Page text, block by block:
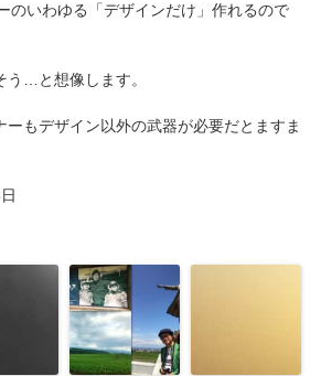
のいわゆる「デザインだけ」作れるので
う…と想像します。
ーもデザイン以外の武器が必要だとますま